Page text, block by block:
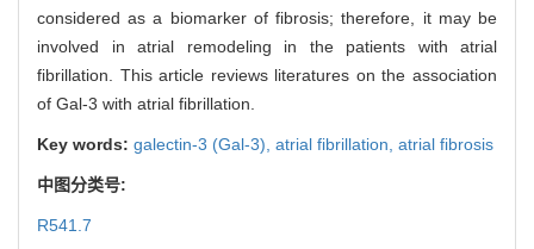
considered as a biomarker of fibrosis; therefore, it may be
involved in atrial remodeling in the patients with atrial
fibrillation. This article reviews literatures on the association
of Gal-3 with atrial fibrillation.
Key words: galectin-3 (Gal-3), atrial fibrillation, atrial fibrosis
中图分类号:
R541.7